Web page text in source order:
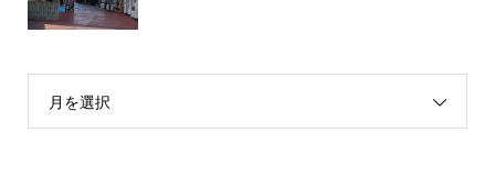
月を選択